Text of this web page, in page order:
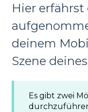
Hier
deinem
Szene
Es gibt zwei